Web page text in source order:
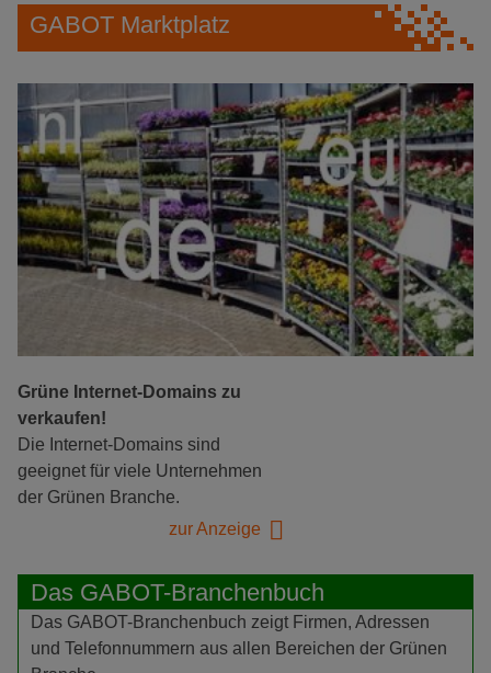
GABOT Marktplatz
Grüne Internet-Domains zu
verkaufen!
Die Internet-Domains sind
geeignet für viele Unternehmen
der Grünen Branche.
zur Anzeige
Das GABOT-Branchenbuch
Das GABOT-Branchenbuch zeigt Firmen, Adressen
und Telefonnummern aus allen Bereichen der Grünen